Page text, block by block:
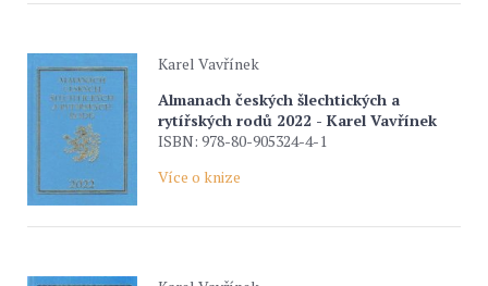
Karel Vavřínek
Almanach českých šlechtických a
rytířských rodů 2022 - Karel Vavřínek
ISBN: 978-80-905324-4-1
Více o knize